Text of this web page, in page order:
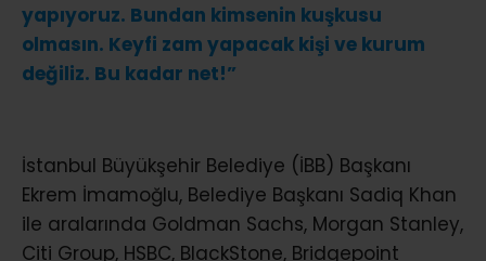
yapıyoruz. Bundan kimsenin kuşkusu
olmasın. Keyfi zam yapacak kişi ve kurum
değiliz. Bu kadar net!”
İstanbul Büyükşehir Belediye (İBB) Başkanı
Ekrem İmamoğlu, Belediye Başkanı Sadiq Khan
ile aralarında Goldman Sachs, Morgan Stanley,
Citi Group, HSBC, BlackStone, Bridgepoint